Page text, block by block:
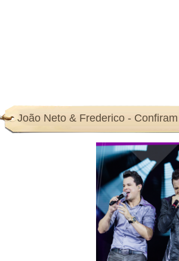
João Neto & Frederico -